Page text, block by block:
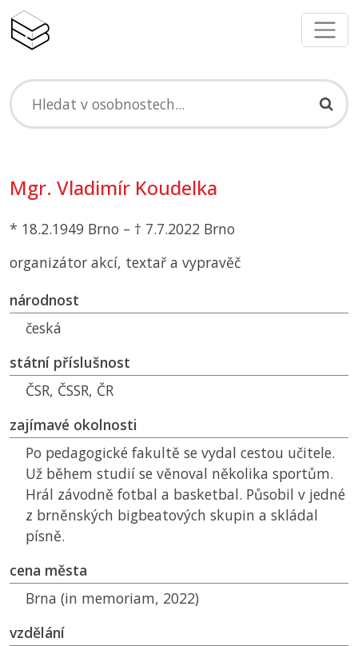
Mgr. Vladimír Koudelka
* 18.2.1949 Brno – † 7.7.2022 Brno
organizátor akcí, textař a vypravěč
národnost
česká
státní příslušnost
ČSR, ČSSR, ČR
zajímavé okolnosti
Po pedagogické fakultě se vydal cestou učitele.
Už během studií se věnoval několika sportům.
Hrál závodně fotbal a basketbal. Působil v jedné
z brněnských bigbeatových skupin a skládal
písně.
cena města
Brna (in memoriam, 2022)
vzdělání